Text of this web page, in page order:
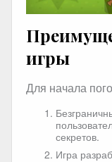
игры
Для начала
секретов.
Игра